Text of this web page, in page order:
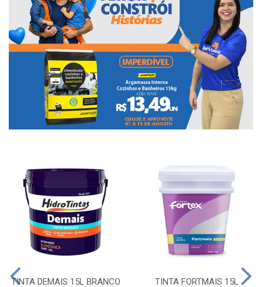
TINTA DEMAIS 15L BRANCO TINTA FORTMAIS 15L